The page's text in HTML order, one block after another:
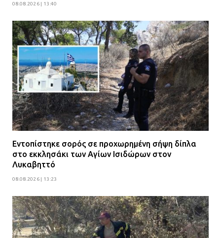
08.08.2026 | 13:40
Εντοπίστηκε σορός σε προχωρημένη σήψη δίπλα
στο εκκλησάκι των Αγίων Ισιδώρων στον
Λυκαβηττό
08.08.2026 | 13:23